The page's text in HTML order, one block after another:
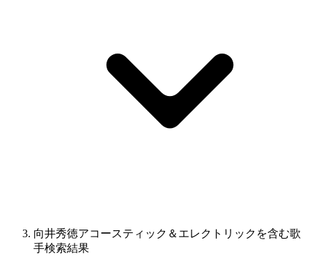
向井秀徳アコースティック＆エレクトリックを含む歌
手検索結果